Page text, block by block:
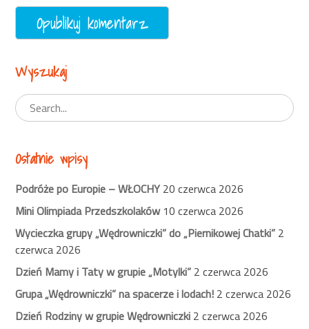
Wyszukaj
Ostatnie wpisy
Podróże po Europie – WŁOCHY20 czerwca 2026
Mini Olimpiada Przedszkolaków10 czerwca 2026
Wycieczka grupy „Wędrowniczki” do „Piernikowej Chatki” 2
czerwca 2026
Dzień Mamy i Taty w grupie „Motylki” 2 czerwca 2026
Grupa „Wędrowniczki” na spacerze i lodach! 2 czerwca 2026
Dzień Rodziny w grupie Wędrowniczki 2 czerwca 2026